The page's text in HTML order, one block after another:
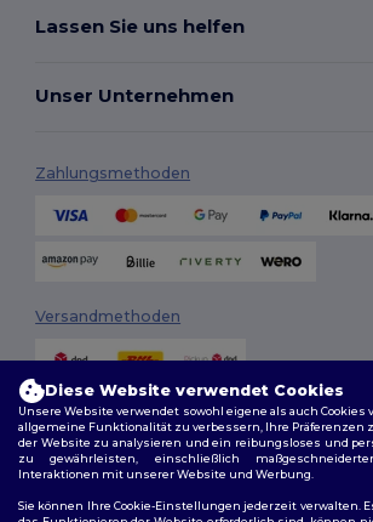
Lassen Sie uns helfen
Unser Unternehmen
Zahlungsmethoden
Versandmethoden
Diese Website verwendet Cookies
Unsere Website verwendet sowohl eigene als auch
allgemeine Funktionalität zu verbessern, Ihre Präferenzen
der Website zu analysieren und ein reibungsloses und
zu gewährleisten, einschließlich
Interaktionen mit unserer Website und Werbung.
Sie können Ihre Cookie-Einstellungen jederzeit verwalten.